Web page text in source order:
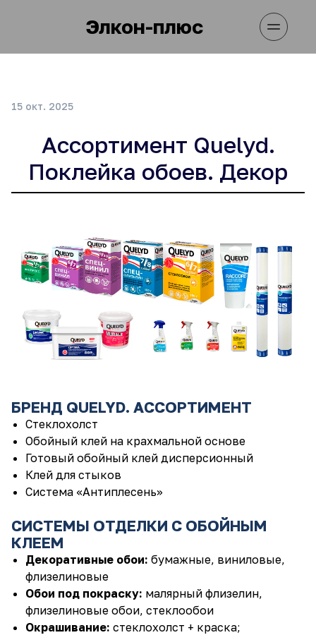
Элкон-плюс
15 окт. 2025
Ассортимент Quelyd.
Поклейка обоев. Декор
БРЕНД QUELYD. АССОРТИМЕНТ
Стеклохолст
Обойный клей на крахмальной основе
Готовый обойный клей дисперсионный
Клей для стыков
Система «Антиплесень»
СИСТЕМЫ ОТДЕЛКИ С ОБОЙНЫМ
КЛЕЕМ
Декоративные обои: бумажные, виниловые,
флизелиновые
Обои под покраску: малярный флизелин,
флизелиновые обои, стеклообои
Окрашивание: стеклохолст + краска;